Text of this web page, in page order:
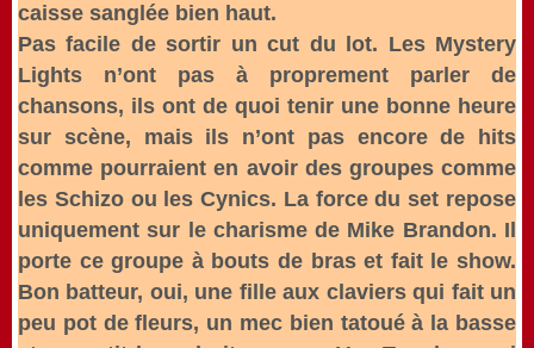
caisse sanglée bien haut.
Pas facile de sortir un cut du lot. Les Mystery
Lights n’ont pas à proprement parler de
chansons, ils ont de quoi tenir une bonne heure
sur scène, mais ils n’ont pas encore de hits
comme pourraient en avoir des groupes comme
les Schizo ou les Cynics. La force du set repose
uniquement sur le charisme de Mike Brandon. Il
porte ce groupe à bouts de bras et fait le show.
Bon batteur, oui, une fille aux claviers qui fait un
peu pot de fleurs, un mec bien tatoué à la basse